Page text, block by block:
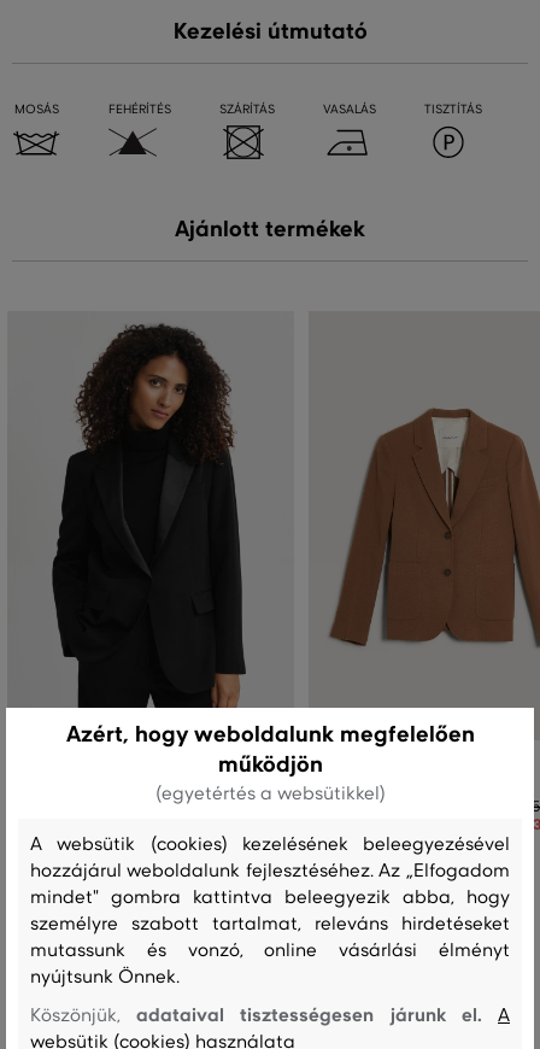
Kezelési útmutató
MOSÁS FEHÉRÍTÉS SZÁRÍTÁS VASALÁS TISZTÍTÁS
Ajánlott termékek
ZAKÓ GANT REG WOOL BLEND TUXEDO
151 890 Ft
Elérhető méretek:
36, 38
ZAKÓ GANT SLIM PIQUE BLAZER
Elérhető méretek:
38
Recenziók
Azért, hogy weboldalunk megfelelően
működjön
(egyetértés a websütikkel)
A websütik (cookies) kezelésének beleegyezésével
hozzájárul weboldalunk fejlesztéséhez. Az „Elfogadom
mindet" gombra kattintva beleegyezik abba, hogy
személyre szabott tartalmat, releváns hirdetéseket
mutassunk és vonzó, online vásárlási élményt
nyújtsunk Önnek.
Köszönjük,adataival tisztességesen járunk el.A
websütik (cookies) használata